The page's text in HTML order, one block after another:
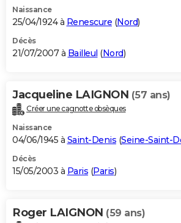
Naissance
25/04/1924 à Renescure (Nord)
Décès
21/07/2007 à Bailleul (Nord)
Jacqueline LAIGNON (57 ans)
Créer une cagnotte obsèques
Naissance
04/06/1945 à Saint-Denis (Seine-Saint-
Décès
15/05/2003 à Paris (Paris)
Roger LAIGNON (59 ans)